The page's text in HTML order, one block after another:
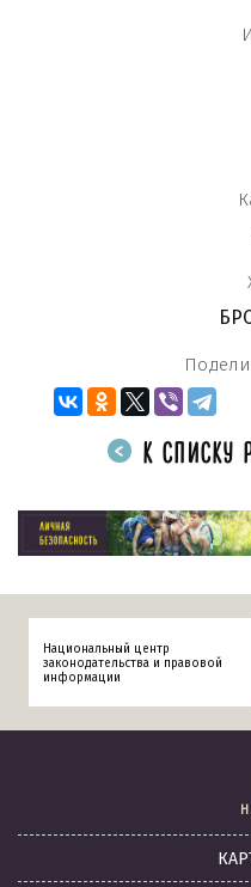
К СПИСКУ
Национальный центр
законодательства и правовой
информации